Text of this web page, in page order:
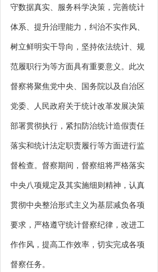
守数据真实、服务科学决策 ， 完善统计
体系、提升治理能力 ，纠治不实作风、
树立鲜明实干导向 ， 坚持依法统计、规
范履职行为等方面具有重要意义 。此次
督察将聚焦党中央、国务院以及自治区
党委、人民政府关于统计改革发展决策
部署贯彻执行，紧扣防治统计造假责任
落实和统计法定职责履行等方面进行监
督检查。 督察期间，督察组将严格落实
中央八项规定及其实施细则精神，认真
贯彻中央整治形式主义为基层减负各项
要求，严格遵守统计督察纪律，改进工
作作风，提高工作效率，切实完成各项
督察任务。